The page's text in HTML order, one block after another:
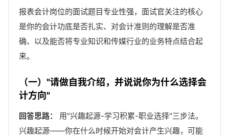
报表会计岗位的面试题目专业性强，面试官关注的核心
是你的会计功底是否扎实、对会计准则的理解是否准
确、以及能否将专业知识和传媒行业的业务特点结合起
来。
（一）"请做自我介绍，并说说你为什么选择会
计方向"
回答思路：
用"兴趣起源-学习积累-职业选择"三步法。
兴趣起源——你在什么时候开始对会计产生兴趣，可能